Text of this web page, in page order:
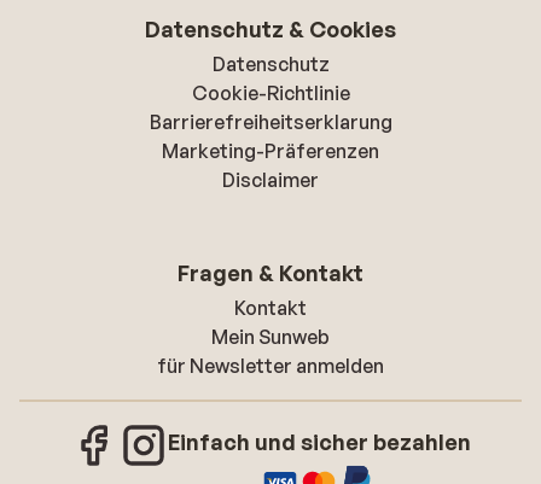
Datenschutz & Cookies
Datenschutz
Cookie-Richtlinie
Barrierefreiheitserklarung
Marketing-Präferenzen
Disclaimer
Fragen & Kontakt
Kontakt
Mein Sunweb
für Newsletter anmelden
Einfach und sicher bezahlen